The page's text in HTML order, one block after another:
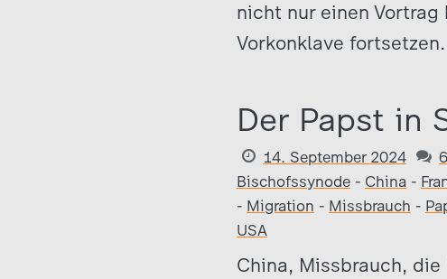
nicht nur einen
Vorkonklave
Der Papst in
14. September 2024
Bischofssynode - China -
- Migration - Missbrauch -
USA
China, Missbrauch, die